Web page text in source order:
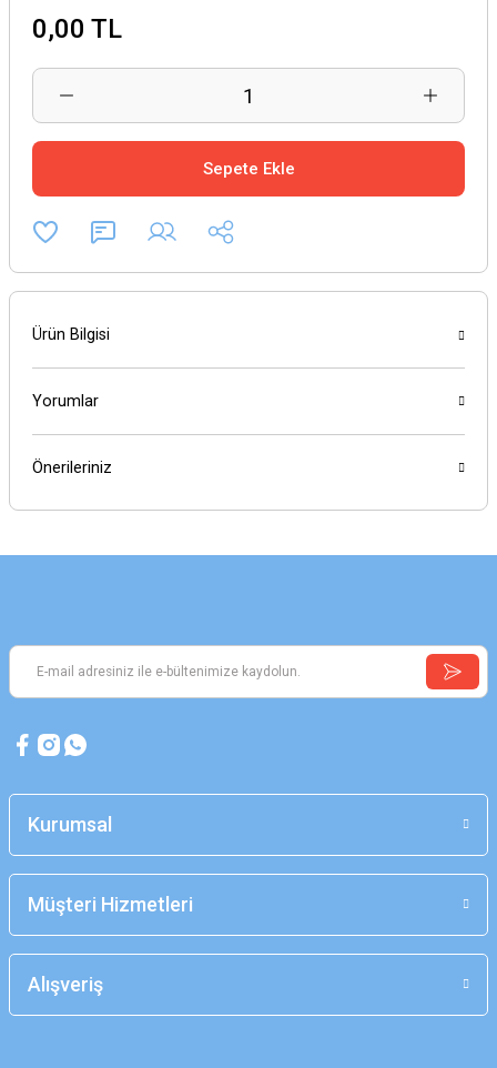
0,00 TL
Sepete Ekle
Ürün Bilgisi
Yorumlar
Önerileriniz
Kurumsal
Müşteri Hizmetleri
Alışveriş